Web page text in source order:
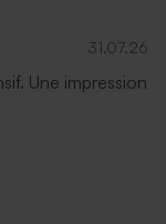
31.07.26
Une impression